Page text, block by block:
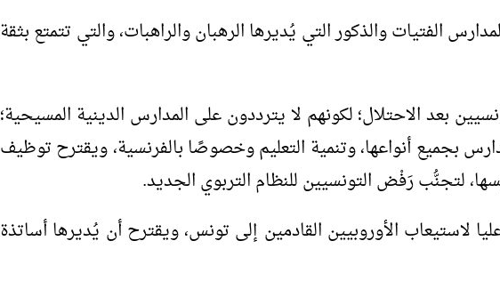
الفتيات والذكور التي يُديرها الرهبان والراهبات، والتي تتمتع بثقة
بعد الاحتلال؛ لكونهم لا يترددون على المدارس الدينية المسيحية؛
بجميع أنواعها، وتنمية التعليم وخصوصًا بالفرنسية، ويقترح توظيف
لتجنُّب رَفْض التونسيين للنظام التربوي الجديد.
لاستيعاب الأوروبيين القادمين إلى تونس، ويقترح أن يُديرها أساتذة